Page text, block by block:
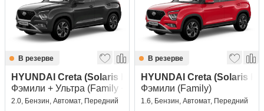
В резерве
HYUNDAI Creta (Solaris HC)
Фэмили + Ультра (Family + Ultra)
2.0, Бензин, Автомат, Передний
В резерве
HYUNDAI Creta (Solaris
Фэмили (Family)
1.6, Бензин, Автомат, Передний